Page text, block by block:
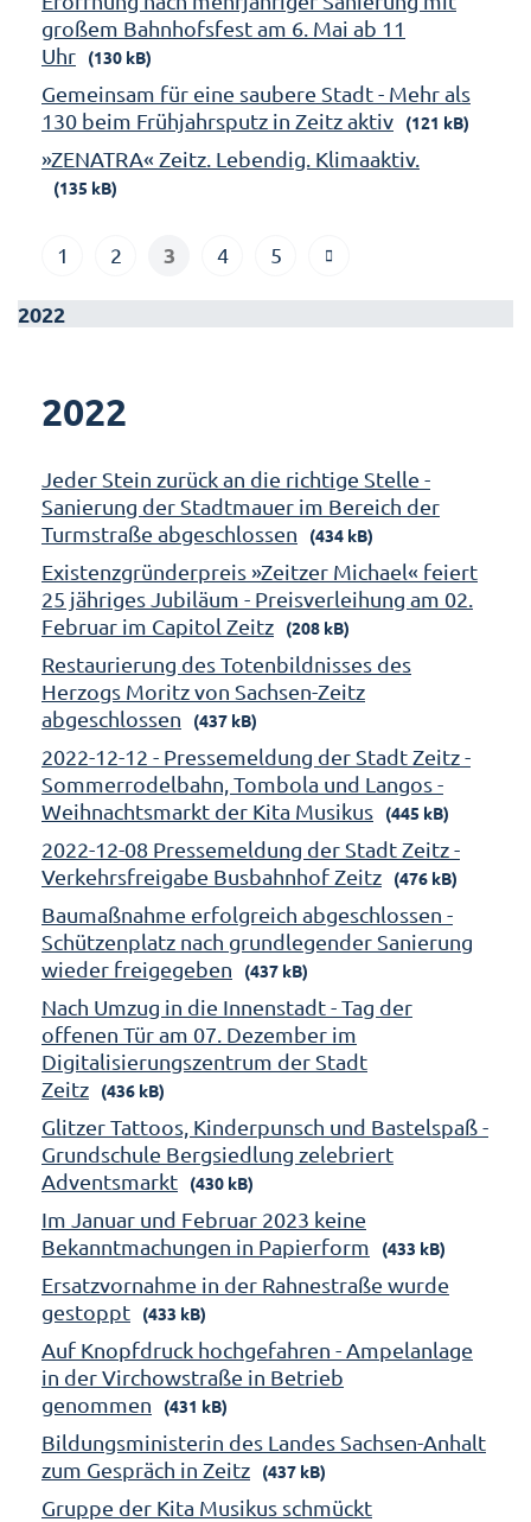
großem Bahnhofsfest am 6. Mai ab 11
Uhr
(130 kB)
Gemeinsam für eine saubere Stadt - Mehr als
130 beim Frühjahrsputz in Zeitz aktiv
(121 kB)
»ZENATRA« Zeitz. Lebendig. Klimaaktiv.
(135 kB)
1 2 3 4 5
2022
2022
Jeder Stein zurück an die richtige Stelle -
Sanierung der Stadtmauer im Bereich der
Turmstraße abgeschlossen
(434 kB)
Existenzgründerpreis »Zeitzer Michael« feiert
25 jähriges Jubiläum - Preisverleihung am 02.
Februar im Capitol Zeitz
(208 kB)
Restaurierung des Totenbildnisses des
Herzogs Moritz von Sachsen-Zeitz
abgeschlossen
(437 kB)
2022-12-12 - Pressemeldung der Stadt Zeitz -
Sommerrodelbahn, Tombola und Langos -
Weihnachtsmarkt der Kita Musikus
(445 kB)
2022-12-08 Pressemeldung der Stadt Zeitz -
Verkehrsfreigabe Busbahnhof Zeitz
(476 kB)
Baumaßnahme erfolgreich abgeschlossen -
Schützenplatz nach grundlegender Sanierung
wieder freigegeben
(437 kB)
Nach Umzug in die Innenstadt - Tag der
offenen Tür am 07. Dezember im
Digitalisierungszentrum der Stadt
Zeitz
(436 kB)
Glitzer Tattoos, Kinderpunsch und Bastelspaß -
Grundschule Bergsiedlung zelebriert
Adventsmarkt
(430 kB)
Im Januar und Februar 2023 keine
Bekanntmachungen in Papierform
(433 kB)
Ersatzvornahme in der Rahnestraße wurde
gestoppt
(433 kB)
Auf Knopfdruck hochgefahren - Ampelanlage
in der Virchowstraße in Betrieb
genommen
(431 kB)
Bildungsministerin des Landes Sachsen-Anhalt
zum Gespräch in Zeitz
(437 kB)
Gruppe der Kita Musikus schmückt